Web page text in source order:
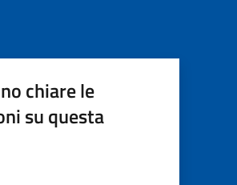
chiare le
su questa